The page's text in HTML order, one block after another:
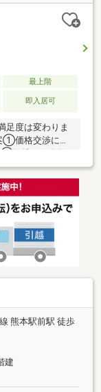
最上階
即入居可
足度は変わりま
①価格交渉に自
ることも！／他
安値をお約束し
の内覧ご予約
案内・全種別を
売上高１位・
産売買」１位
熊本駅前駅 徒歩
建